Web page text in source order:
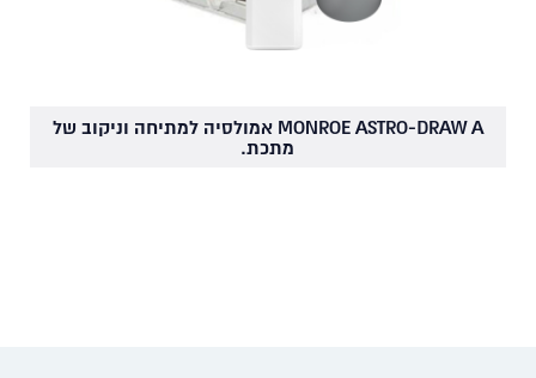
MONROE ASTRO-DRAW A אמולסיה למתיחה וניקוב של
מתכת.